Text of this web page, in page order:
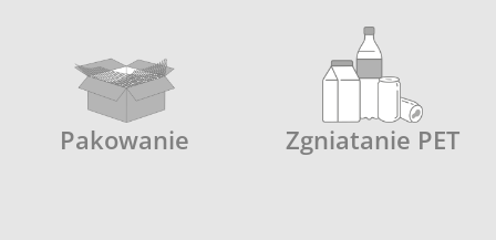
Pakowanie Zgniatanie PET